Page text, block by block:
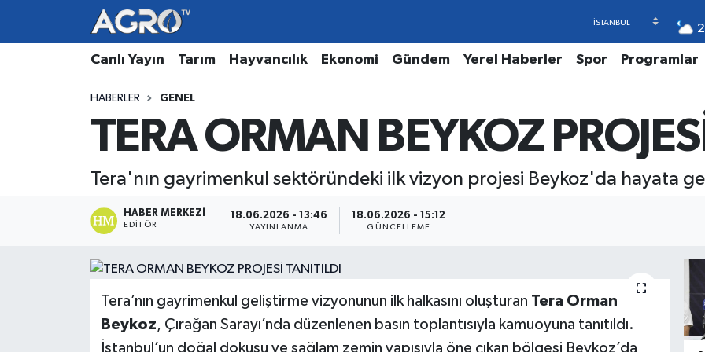
Canlı Yayın Tarım Hayvancılık Ekonomi Gündem Yerel Haberler Spor Programlar
HABERLER GENEL
TERA ORMAN BEYKOZ
Tera'nın gayrimenkul sektöründeki ilk vizyon projesi Beykoz'da hayata
HABER MERKEZI
EDITÖR
18.06.2026 - 13:46
YAYINLANMA
18.06.2026 - 15:12
GÜNCELLEME
Tera’nın gayrimenkul geliştirme vizyonunun ilk halkasını oluşturan Tera Orman
Beykoz, Çırağan Sarayı’nda düzenlenen basın toplantısıyla kamuoyuna tanıtıldı.
İstanbul’un doğal dokusu ve sağlam zemin yapısıyla öne çıkan bölgesi Beykoz’da
Hava Durumu
Trafik Durumu
Süper Lig Puan Durumu ve Fikstür
Tüm Manşetler
Son Dakika Haberleri
Haber Arşivi